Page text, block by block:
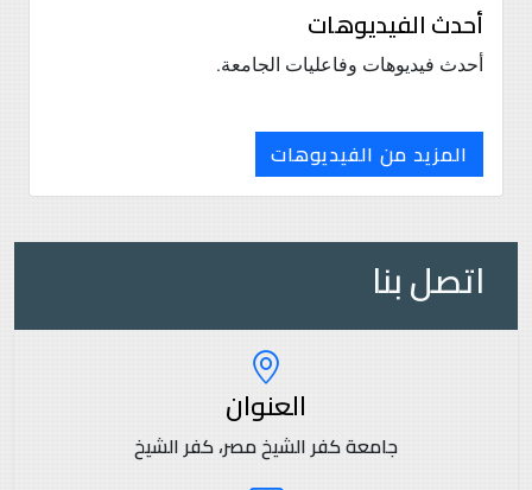
أحدث الفيديوهات
أحدث فيديوهات وفاعليات الجامعة.
المزيد من الفيديوهات
اتصل بنا
العنوان
جامعة كفر الشيخ مصر، كفر الشيخ